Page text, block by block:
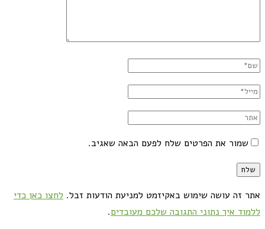
שמור את הפרטים שלח לפעם הבאה שאגיב.
אתר זה עושה שימוש באקיזמט למניעת הודעות זבל. לחצו כאן כדי
ללמוד איך נתוני התגובה שלכם מעובדים.